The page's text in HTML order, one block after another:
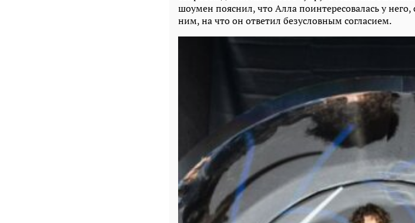
шоумен пояснил, что Алла поинтересовалась у
ним, на что он ответил безусловным согласием.